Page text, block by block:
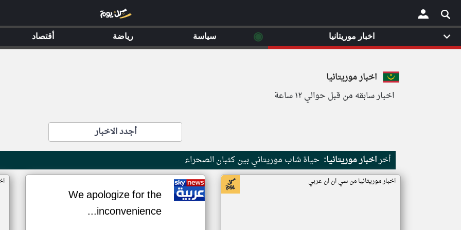
×
اخبار موريتانيا
اخبار سابقه من قبل حوالي ١٢ ساعة
أجدد الاخبار
أخراخبار موريتانيا: حياة شاب موريتاني بين كثبان الصحراء
اخبار موريتانيا من سي ان ان عربي
We apologize for the
inconvenience...
اخبار موريتانيا ◉ سياسة رياضة أقتصاد